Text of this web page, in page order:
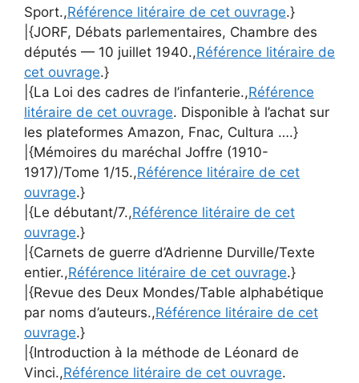
Sport.,Référence litéraire de cet ouvrage.}
|{JORF, Débats parlementaires, Chambre des
députés — 10 juillet 1940.,Référence litéraire de
cet ouvrage.}
|{La Loi des cadres de l’infanterie.,Référence
litéraire de cet ouvrage. Disponible à l’achat sur
les plateformes Amazon, Fnac, Cultura ….}
|{Mémoires du maréchal Joffre (1910-
1917)/Tome 1/15.,Référence litéraire de cet
ouvrage.}
|{Le débutant/7.,Référence litéraire de cet
ouvrage.}
|{Carnets de guerre d’Adrienne Durville/Texte
entier.,Référence litéraire de cet ouvrage.}
|{Revue des Deux Mondes/Table alphabétique
par noms d’auteurs.,Référence litéraire de cet
ouvrage.}
|{Introduction à la méthode de Léonard de
Vinci.,Référence litéraire de cet ouvrage.